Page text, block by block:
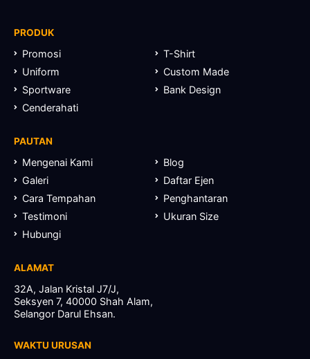
PRODUK
Promosi
T-Shirt
Uniform
Custom Made
Sportware
Bank Design
Cenderahati
PAUTAN
Mengenai Kami
Blog
Galeri
Daftar Ejen
Cara Tempahan
Penghantaran
Testimoni
Ukuran Size
Hubungi
ALAMAT
32A, Jalan Kristal J7/J,
Seksyen 7, 40000 Shah Alam,
Selangor Darul Ehsan.
WAKTU URUSAN